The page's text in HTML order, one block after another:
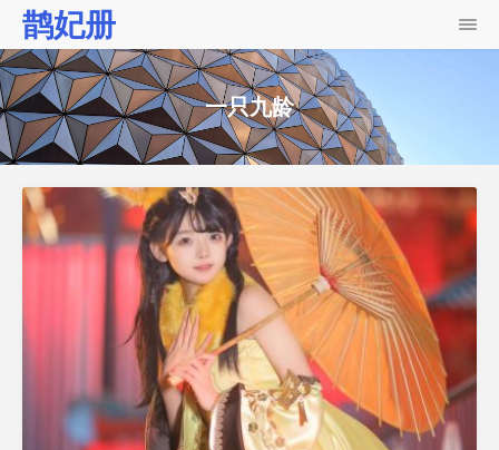
鹊妃册
一只九龄